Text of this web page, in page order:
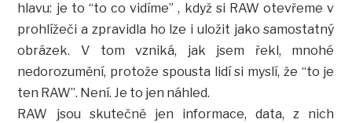
hlavu: je to “to co vidíme” , když si RAW otevřeme v
prohlížeči a zpravidla ho lze i uložit jako samostatný
obrázek. V tom vzniká, jak jsem řekl, mnohé
nedorozumění, protože spousta lidí si myslí, že “to je
ten RAW”. Není. Je to jen náhled.
RAW jsou skutečně jen informace, data, z nich